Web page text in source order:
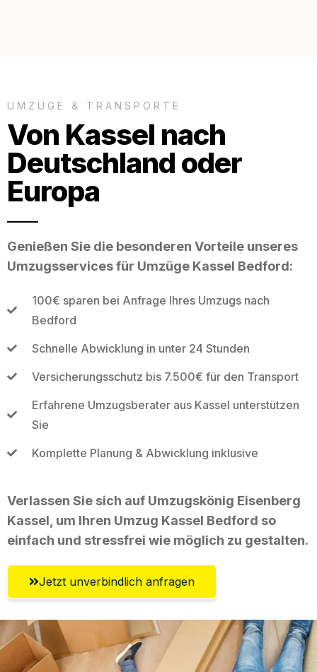
UMZÜGE & TRANSPORTE
Von Kassel nach
Deutschland oder
Europa
Genießen Sie die besonderen Vorteile unseres
Umzugsservices für Umzüge Kassel Bedford:
100€ sparen bei Anfrage Ihres Umzugs nach
Bedford
Schnelle Abwicklung in unter 24 Stunden
Versicherungsschutz bis 7.500€ für den Transport
Erfahrene Umzugsberater aus Kassel unterstützen
Sie
Komplette Planung & Abwicklung inklusive
Verlassen Sie sich auf Umzugskönig Eisenberg
Kassel, um Ihren Umzug Kassel Bedford so
einfach und stressfrei wie möglich zu gestalten.
Jetzt unverbindlich anfragen